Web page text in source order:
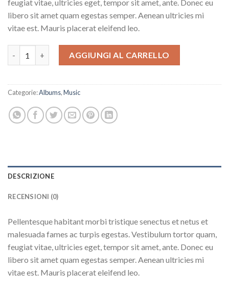
feugiat vitae, ultricies eget, tempor sit amet, ante. Donec eu
libero sit amet quam egestas semper. Aenean ultricies mi
vitae est. Mauris placerat eleifend leo.
AGGIUNGI AL CARRELLO
Categorie:Albums,Music
DESCRIZIONE
RECENSIONI (0)
Pellentesque habitant morbi tristique senectus et netus et
malesuada fames ac turpis egestas. Vestibulum tortor quam,
feugiat vitae, ultricies eget, tempor sit amet, ante. Donec eu
libero sit amet quam egestas semper. Aenean ultricies mi
vitae est. Mauris placerat eleifend leo.